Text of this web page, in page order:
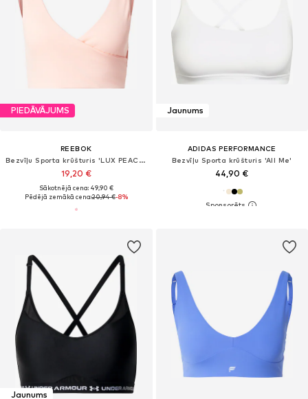
PIEDĀVĀJUMS
REEBOK
Bezvīļu Sporta krūšturis 'LUX PEACHED'
19,20 €
Sākotnējā cena: 49,90 €
Pēdējā zemākā cena:20,94 €-8%
Jaunums
ADIDAS PERFORMANCE
Bezvīļu Sporta krūšturis 'All Me'
44,90 €
Jaunums